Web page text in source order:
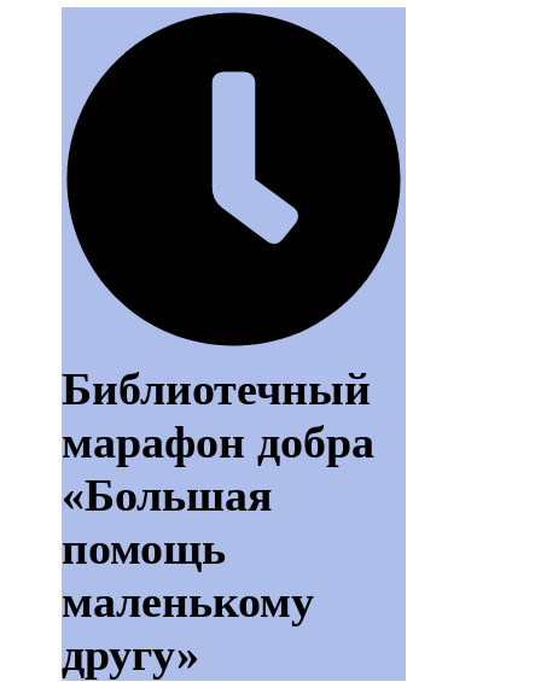
Библиотечный
марафон добра
«Большая
помощь
маленькому
другу»